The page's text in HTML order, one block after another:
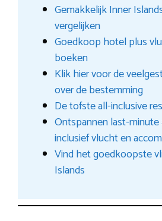
Gemakkelijk Inner
vergelijken
Goedkoop hotel plus
boeken
Klik hier voor de
over de bestemming
De tofste all-inclusive
Ontspannen last-minute
inclusief vlucht en
Vind het goedkoopste
Islands